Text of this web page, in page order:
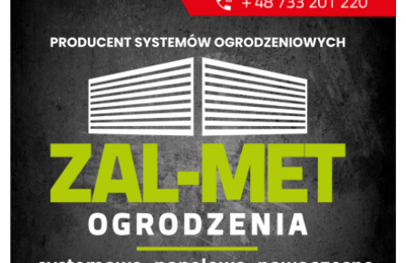
STUDIO SUPERPORTALU
KONTAKT
REDAKCJA
REGULAMIN